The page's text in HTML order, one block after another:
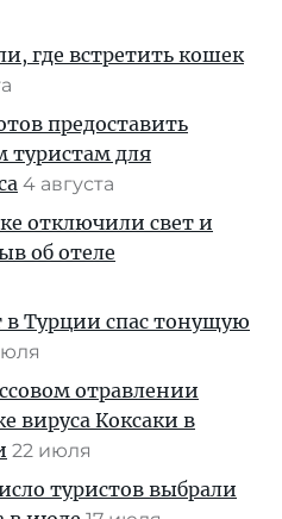
где встретить кошек
предоставить
туристам для
4 августа
отключили свет и
об отеле
в Турции спас тонущую
отравлении
вируса Коксаки в
22 июля
туристов выбрали